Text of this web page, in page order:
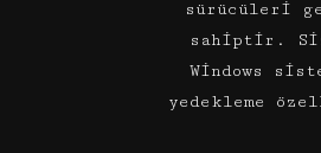
sürücüleri
sahiptir.
Windows
yedekleme